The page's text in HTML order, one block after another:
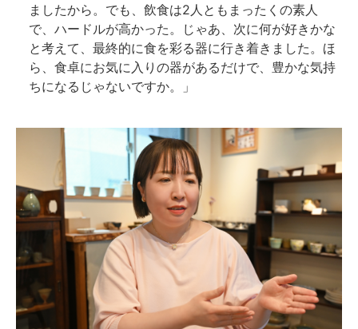
ましたから。でも、飲食は2人ともまったくの素人
で、ハードルが高かった。じゃあ、次に何が好きかな
と考えて、最終的に食を彩る器に行き着きました。ほ
ら、食卓にお気に入りの器があるだけで、豊かな気持
ちになるじゃないですか。」